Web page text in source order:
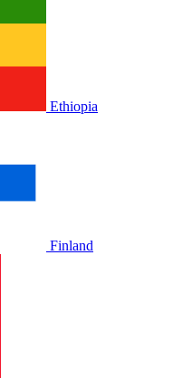
Ethiopia
Finland